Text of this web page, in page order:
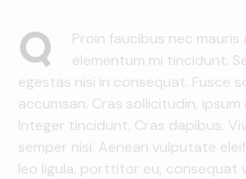
Q
Proin faucibus nec mauris
elementum mi tincidunt.
egestas nisi in consequat. Fusce
accumsan. Cras sollicitudin,
Integer tincidunt. Cras dapibus.
semper nisi. Aenean vulputate
leo ligula, porttitor eu, consequat